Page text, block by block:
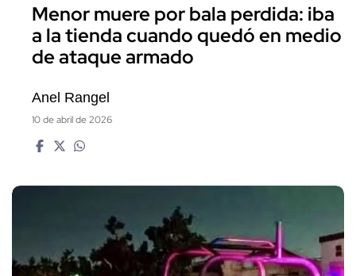
Menor muere por bala perdida: iba
a la tienda cuando quedó en medio
de ataque armado
Anel Rangel
10 de abril de 2026